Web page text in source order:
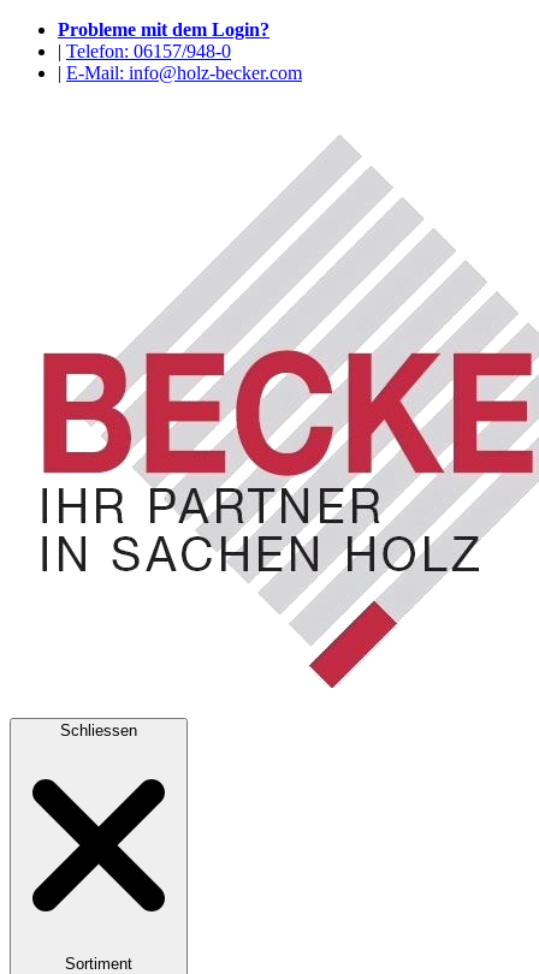
Probleme mit dem Login?
| Telefon: 06157/948-0
| E-Mail: info@holz-becker.com
Schliessen
Sortiment